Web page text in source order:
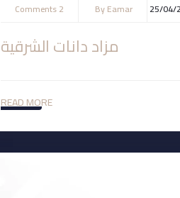
25/04/
ByEamar
2 Comments
مزاد دانات الشرقية
READ MORE